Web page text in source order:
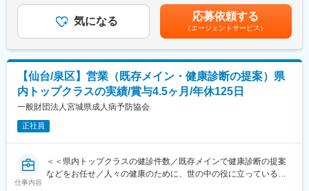
・女性のはたらきやすい企業を目指し、グループ会社内でも模範
とされるよう努めています。育休、産休をしっかりと取得するこ
とが可能です。
変更の範囲：会社の定める業務
掛ける同社にてシステム導入時のサポート職（インストラクタ
ー）として業務をご担当いただきます。
・お客様問い合わせの応対
・営業同行（システム導入時の製品概要、操作説明）
・診療報酬改定など法令改正時のシステム変更
■教育体制：
領域ごとにチーム制を敷くため、個人で担当企業を持つことはあ
遂行します。
入社後はOJTを中心に、マニュアルを活用しながら、ITの知識がな
までも目安の金額であり、選考を通じて上下する可能性がありま
す。月給(月額)は固定手当を含めた表記です。
気になる 応募依頼する
（エージェントサービス）
【仙台/泉区】営業（既存メイン・健康診断の提案）県
内トップクラスの実績/賞与4.5ヶ月/年休125日
一般財団法人宮城県成人病予防協会
正社員
仕事内容
＜＜県内トップクラスの健診件数／既存メインで健康診断の提案
などをお任せ／人々の健康のために、世の中の役に立っている実